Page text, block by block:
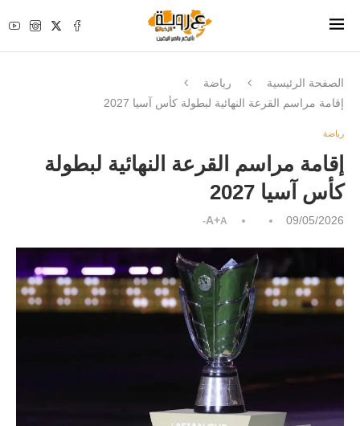
الصفحة الرئيسية
رياضة
إقامة مراسم القرعة النهائية لبطولة كأس آسيا 2027
رياضة
إقامة مراسم القرعة النهائية لبطولة
كأس آسيا 2027
09/05/2026
A+A-